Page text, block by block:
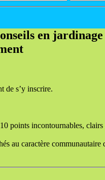
en
de s’y inscrire.
points incontournables,
au caractère